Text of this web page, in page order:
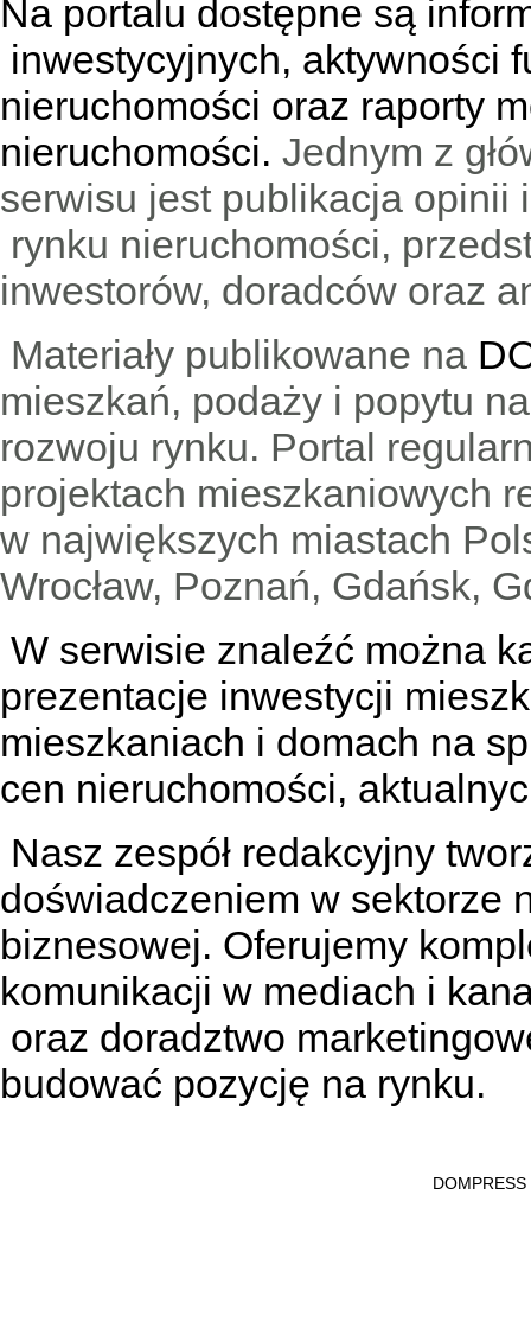
Na portalu dostępne są
inwestycyjnych, aktywności
nieruchomości oraz raporty
nieruchomości. Jednym z
serwisu jest publikacja
rynku nieruchomości,
inwestorów, doradców oraz
Materiały publikowane na
mieszkań, podaży i popytu
rozwoju rynku. Portal
projektach mieszkaniowych
w największych miastach
Wrocław, Poznań, Gdańsk,
W serwisie znaleźć można
prezentacje inwestycji
mieszkaniach i domach na
cen nieruchomości,
Nasz zespół redakcyjny
doświadczeniem w sektorze
biznesowej. Oferujemy
komunikacji w mediach i
oraz doradztwo
budować pozycję na rynku.